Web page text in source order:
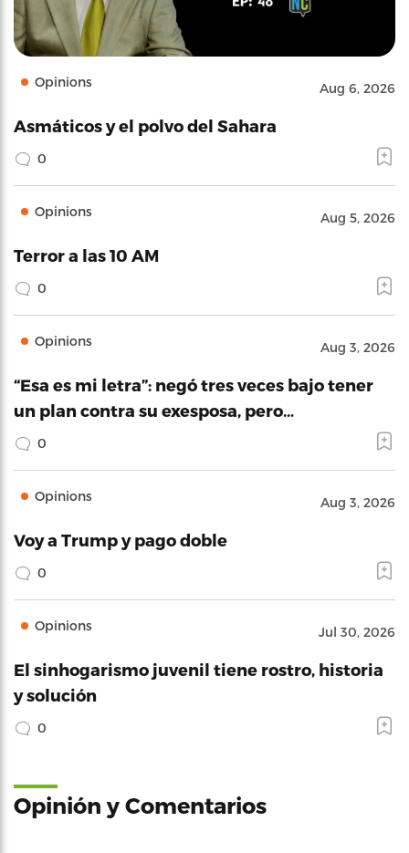
Opinions Aug 6, 2026
Asmáticos y el polvo del Sahara
0
Opinions Aug 5, 2026
Terror a las 10 AM
0
Opinions Aug 3, 2026
“Esa es mi letra”: negó tres veces bajo tener
un plan contra su exesposa, pero…
0
Opinions Aug 3, 2026
Voy a Trump y pago doble
0
Opinions Jul 30, 2026
El sinhogarismo juvenil tiene rostro, historia
y solución
0
Opinión y Comentarios